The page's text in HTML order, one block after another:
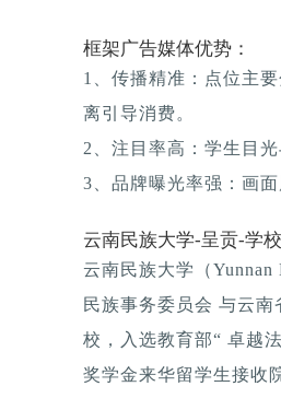
框架广告媒体优势：
1、传播精准：点位主
离引导消费。
2、注目率高：学生目
3、品牌曝光率强：画
云南民族大学-呈贡-学
云南民族大学（
民族事务委员会 与云
校，入选教育部“ 卓越
奖学金来华留学生接收